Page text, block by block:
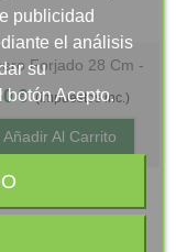
Forjado 28 Cm -
- M.Pom Negro,
€ (impuestos inc.)
Añadir Al Carrito
publicidad
el análisis
su
botón Acepto.